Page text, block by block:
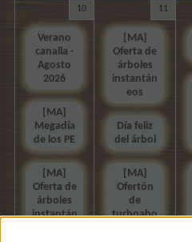
10
Verano
canalla -
Agosto
2026
[MA]
Megadía
de los PE
[MA]
Oferta de
árboles
instantán
11
[MA]
Oferta de
árboles
instantán
eos
Día feliz
del árbol
[MA]
Ofertón
de
turboabo